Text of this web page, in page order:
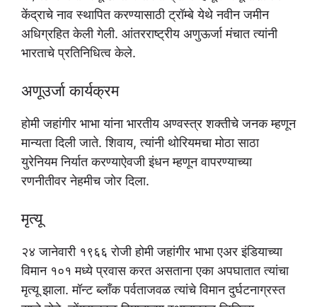
केंद्राचे नाव स्थापित करण्यासाठी ट्रॉम्बे येथे नवीन जमीन
अधिग्रहित केली गेली. आंतरराष्ट्रीय अणुऊर्जा मंचात त्यांनी
भारताचे प्रतिनिधित्व केले.
अणूउर्जा कार्यक्रम
होमी जहांगीर भाभा यांना भारतीय अण्वस्त्र शक्तीचे जनक म्हणून
मान्यता दिली जाते. शिवाय, त्यांनी थोरियमचा मोठा साठा
युरेनियम निर्यात करण्याऐवजी इंधन म्हणून वापरण्याच्या
रणनीतीवर नेहमीच जोर दिला.
मृत्यू
२४ जानेवारी १९६६ रोजी होमी जहांगीर भाभा एअर इंडियाच्या
विमान १०१ मध्ये प्रवास करत असताना एका अपघातात त्यांचा
मृत्यू झाला. मॉन्ट ब्लाँक पर्वताजवळ त्यांचे विमान दुर्घटनाग्रस्त